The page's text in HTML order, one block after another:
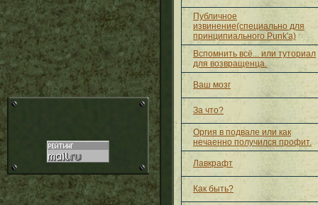
Публичное
извинение(специально для
принципиального Punk'a)
Вспомнить всё... или туториал
для возвращенца.
Ваш мозг
За что?
Оргия в подвале или как
нечаенно получился профит.
Лавкрафт
Как быть?